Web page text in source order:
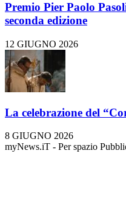
Premio Pier Paolo
seconda edizione
12 GIUGNO 2026
La celebrazione del
8 GIUGNO 2026
myNews.iT - Per spazio